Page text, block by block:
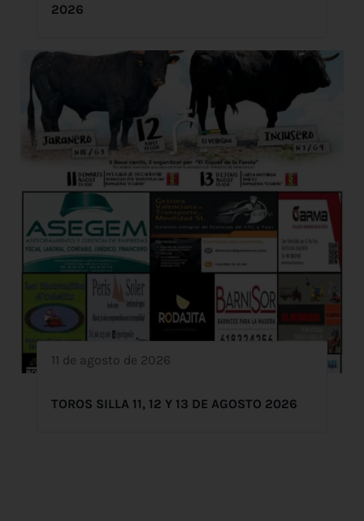
2026
11 de agosto de 2026
TOROS SILLA 11, 12 Y 13 DE AGOSTO 2026